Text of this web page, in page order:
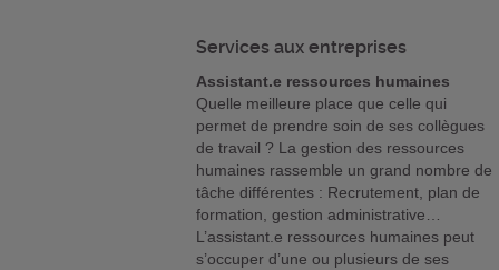
Services aux entreprises
Assistant.e ressources humaines
Quelle meilleure place que celle qui
permet de prendre soin de ses collègues
de travail ? La gestion des ressources
humaines rassemble un grand nombre de
tâche différentes : Recrutement, plan de
formation, gestion administrative…
L’assistant.e ressources humaines peut
s’occuper d’une ou plusieurs de ses